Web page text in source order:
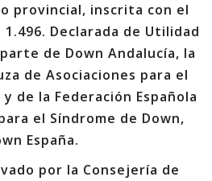
provincial, inscrita con el
Declarada de Utilidad
de Down Andalucía, la
de Asociaciones para el
de la Federación Española
el Síndrome de Down,
España.
por la Consejería de